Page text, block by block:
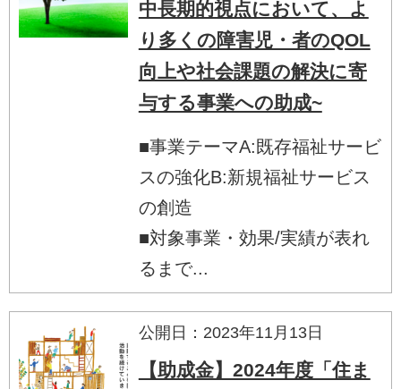
中長期的視点において、よ
り多くの障害児・者のQOL
向上や社会課題の解決に寄
与する事業への助成~
■事業テーマA:既存福祉サービ
スの強化B:新規福祉サービス
の創造
■対象事業・効果/実績が表れ
るまで...
公開日：2023年11月13日
【助成金】2024年度「住ま